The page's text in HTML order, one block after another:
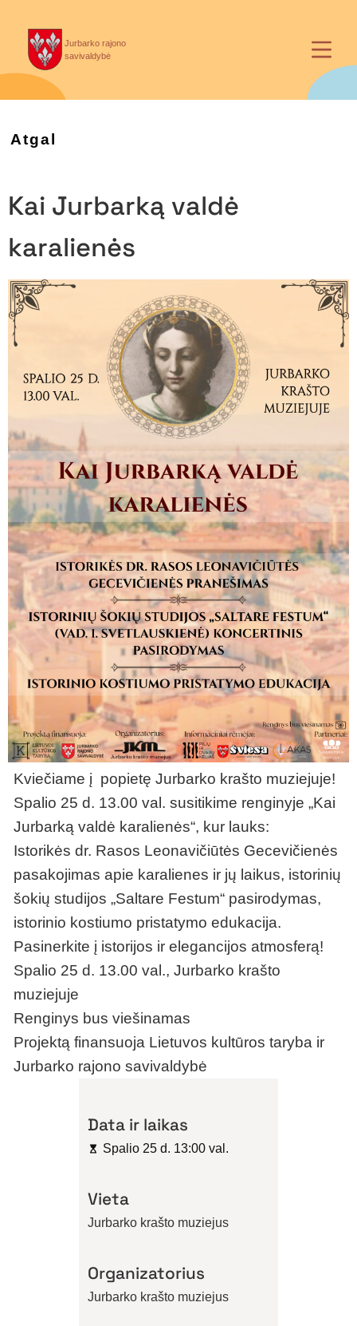
Jurbarko rajono
savivaldybė
Atgal
Kai Jurbarką valdė
karalienės
Kviečiame į popietę Jurbarko krašto muziejuje!
Spalio 25 d. 13.00 val. susitikime renginyje „Kai
Jurbarką valdė karalienės“, kur lauks:
Istorikės dr. Rasos Leonavičiūtės Gecevičienės
pasakojimas apie karalienes ir jų laikus, istorinių
šokių studijos „Saltare Festum“ pasirodymas,
istorinio kostiumo pristatymo edukacija.
Pasinerkite į istorijos ir elegancijos atmosferą!
Spalio 25 d. 13.00 val., Jurbarko krašto
muziejuje
Renginys bus viešinamas
Projektą finansuoja Lietuvos kultūros taryba ir
Jurbarko rajono savivaldybė
Data ir laikas
Spalio 25 d. 13:00 val.
Vieta
Jurbarko krašto muziejus
Organizatorius
Jurbarko krašto muziejus